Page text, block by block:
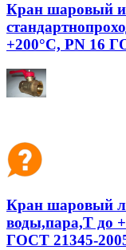
Кран шаровый
+200°С, PN 16
Кран шаровый
воды,пара,Т до
ГОСТ 21345-